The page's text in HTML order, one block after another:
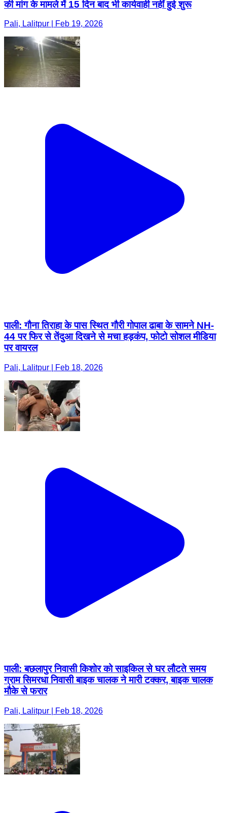
की मांग के मामले में 15 दिन बाद भी कार्यवाही नहीं हुई शुरू
Pali, Lalitpur | Feb 19, 2026
पाली: गौना तिराहा के पास स्थित गौरी गोपाल ढाबा के सामने NH-
44 पर फिर से तेंदुआ दिखने से मचा हड़कंप, फोटो सोशल मीडिया
पर वायरल
Pali, Lalitpur | Feb 18, 2026
पाली: बछलापुर निवासी किशोर को साइकिल से घर लौटते समय
ग्राम सिमरधा निवासी बाइक चालक ने मारी टक्कर, बाइक चालक
मौके से फरार
Pali, Lalitpur | Feb 18, 2026